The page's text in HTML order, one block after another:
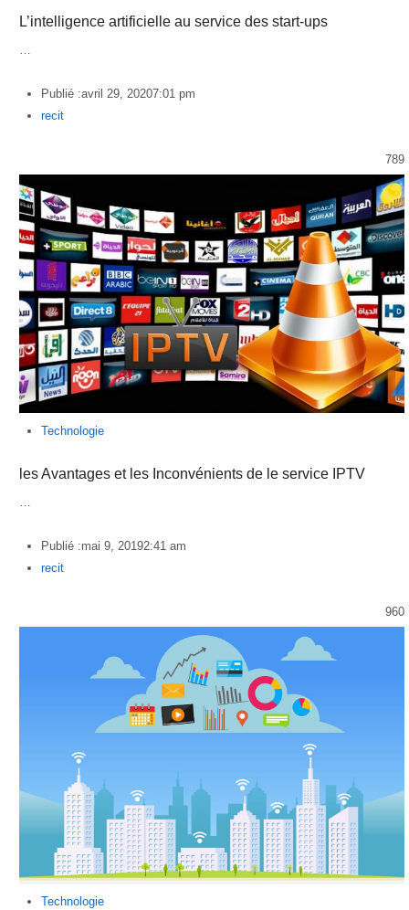
L’intelligence artificielle au service des start-ups
…
Publié :avril 29, 20207:01 pm
Author
recit
789
Technologie
les Avantages et les Inconvénients de le service IPTV
Publié :mai 9, 20192:41 am
Author
recit
960
Technologie